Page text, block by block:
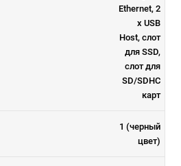
Ethernet, 2
х USB
Host, слот
для SSD,
слот для
SD/SDHC
карт
1 (черный
цвет)